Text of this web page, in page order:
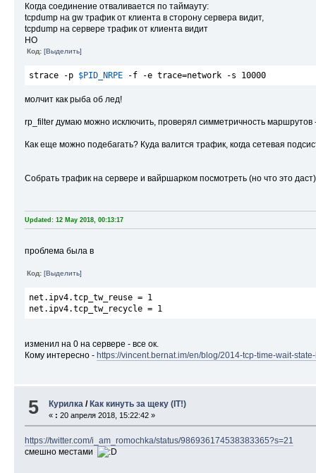
Когда соединение отваливается по таймауту:
tcpdump на gw трафик от клиента в сторону сервера видит,
tcpdump на сервере трафик от клиента видит
НО
Код: [Выделить]
strace -p $PID_NRPE -f -e trace=network -s 10000
молчит как рыба об лед!
rp_filter думаю можно исключить, проверял симметричность маршрутов
Как еще можно подебагать? Куда валится трафик, когда сетевая
Собрать трафик на сервере и вайршарком посмотреть (но что это
Updated: 12 May 2018, 00:13:17
проблема была в
Код: [Выделить]
net.ipv4.tcp_tw_reuse = 1
net.ipv4.tcp_tw_recycle = 1
изменил на 0 на сервере - все ок.
Кому интересно - https://vincent.bernat.im/en/blog/2014-tcp-time-wait-
5 Курилка / Как кинуть за щеку (IT!)
« : 20 апреля 2018, 15:22:42 »
https://twitter.com/i_am_romochka/status/986936174538383365?s=21
смешно местами